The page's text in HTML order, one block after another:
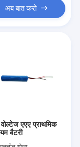
अब बात करो
एएए प्राथमिक
बैटरी